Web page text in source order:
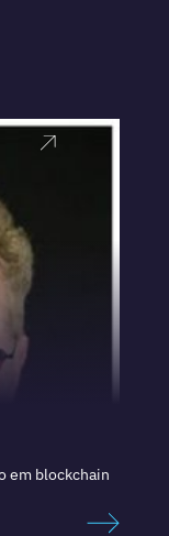
em blockchain